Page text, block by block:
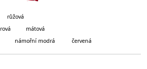
růžová
purpurová mátová
modrá červená